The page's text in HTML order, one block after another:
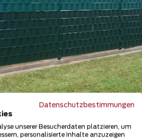
Datenschutzbestimmungen
unserer Besucherdaten platzieren, um
personalisierte Inhalte anzuzeigen